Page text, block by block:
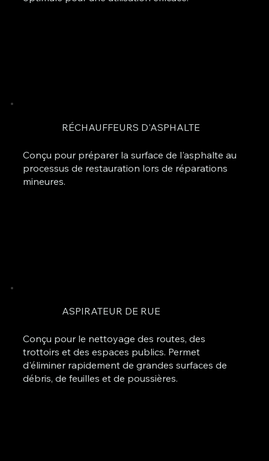
RÉCHAUFFEURS D'ASPHALTE
Conçu pour préparer la surface de l'asphalte au
processus de restauration lors de réparations
mineures.
ASPIRATEUR DE RUE
Conçu pour le nettoyage des routes, des
trottoirs et des espaces publics. Permet
d'éliminer rapidement de grandes surfaces de
débris, de feuilles et de poussières.